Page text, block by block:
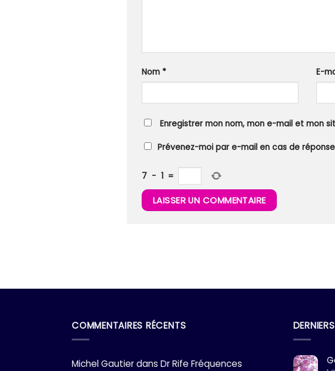
Nom * E-
Enregistrer mon nom, mon e-mail et mon
Prévenez-moi par e-mail en cas de
7 − 1 =
COMMENTAIRES RÉCENTS
Michel Gautierdans Dr Rife Fréquences